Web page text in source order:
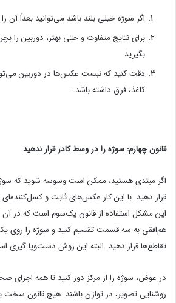
اگر سوژه خیلی بلند باشد می‌توانید بعداً آن را
برای نتایج متفاوت و حتی بهتر، دوربین را
بگیرید.
دقت کنید که نبست عکس‌ها در دوربین
کاغذ، فرق داشته باشد.
قانون چهارم: سوژه را در وسط کادر قرار ندهید
اگر مبتدی هستید، ممکن است وسوسه شوید که
قرار دهید. با این کار عکس‌های ثابت و
این مشکل استفاده از قانون یک‌سوم است که در
هم‌افقی به سه قسمت تقسیم کنید و سوژه را روی
تقاطع‌ها قرار دهید. البته این روش دست‌وپا گیری
در عوض، سوژه را از مرکز دور کنید تا همه اجزای
روشنایی تصویر، در توازن باشند. هیچ قانون سخت